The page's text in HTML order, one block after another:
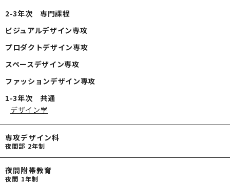
2-3年次 専門課程
ビジュアルデザイン専攻
プロダクトデザイン専攻
スペースデザイン専攻
ファッションデザイン専攻
1-3年次 共通
デザイン学
専攻デザイン科
夜間部 2年制
夜間附帯教育
夜間 1年制